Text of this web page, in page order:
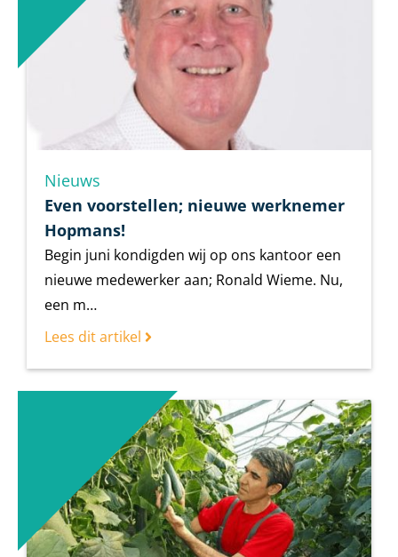
Nieuws
Even voorstellen; nieuwe werknemer
Hopmans!
Begin juni kondigden wij op ons kantoor een
nieuwe medewerker aan; Ronald Wieme. Nu,
een m…
Lees dit artikel